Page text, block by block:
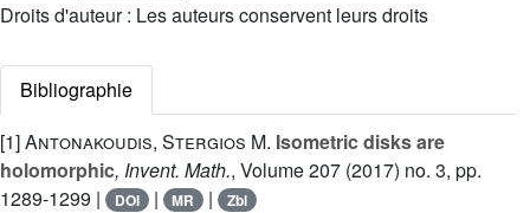
Droits d'auteur : Les auteurs conservent leurs droits
Bibliographie
[1]Antonakoudis, Stergios M. Isometric disks are
holomorphic, Invent. Math., Volume 207 (2017) no. 3, pp.
1289-1299 |
DOI | MR | Zbl